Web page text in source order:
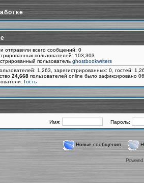
отправили всего сообщений: 0
пользователей: 103,303
пользователь ghostbookwriters
1,263, зарегистрированных: 0, гостей:
24,668 пользователей online было зафиксировано
Гость
Имя: Пароль:
Новые сообщения